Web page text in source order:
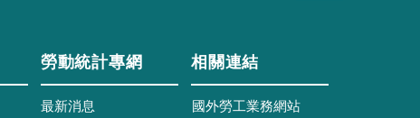
勞動統計專網
最新消息
相關連結
國外勞工業務網站